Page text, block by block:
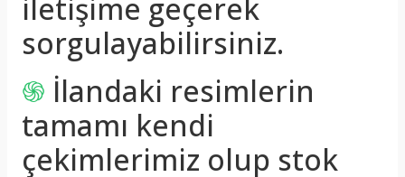
iletişime geçerek
sorgulayabilirsiniz.
֍ İlandaki resimlerin
tamamı kendi
çekimlerimiz olup stok